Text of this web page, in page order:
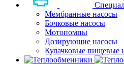
Мембранные насосы
Бочковые насосы
Мотопомпы
Дозирующие насосы
Кулачковые пищевые